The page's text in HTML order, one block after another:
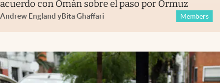
acuerdo con Omán sobre el paso por Ormuz
Andrew England yBita Ghaffari Members